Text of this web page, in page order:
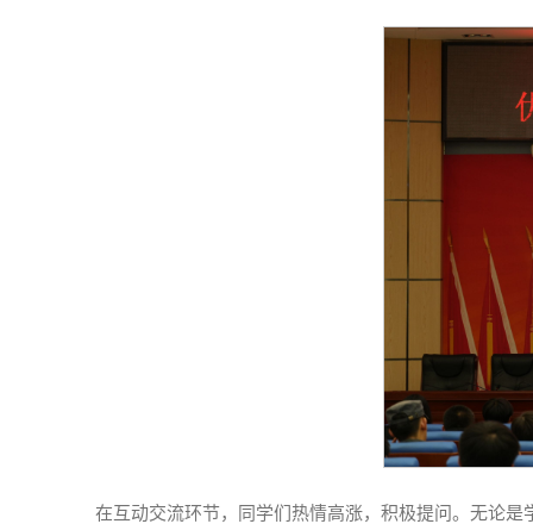
在互动交流环节，同学们热情高涨，积极提问。无论